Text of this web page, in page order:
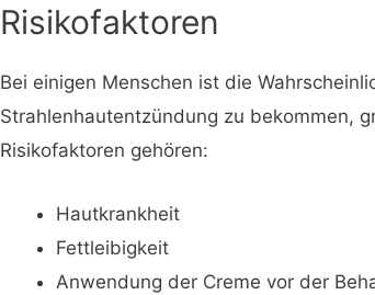
Risikofaktoren
Bei einigen Menschen ist die
Strahlenhautentzündung zu bekommen,
Risikofaktoren gehören:
Hautkrankheit
Fettleibigkeit
Anwendung der Creme vor der